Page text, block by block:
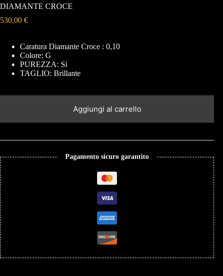
DIAMANTE CROCE
530,00 €
Caratura Diamante Croce : 0,10
Colore: G
PUREZZA: Si
TAGLIO: Brillante
Aggiungi al carrello
Pagamento sicuro garantito